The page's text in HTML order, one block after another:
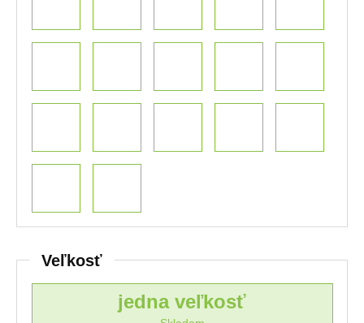
Veľkosť
jedna veľkosť